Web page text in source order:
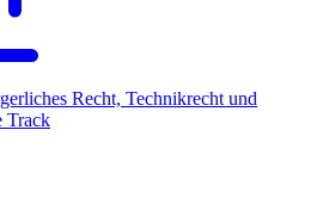
Recht, Technikrecht und
Track